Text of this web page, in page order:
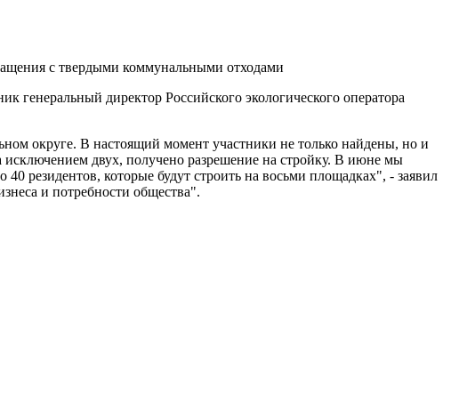
с твердыми коммунальными отходами
генеральный директор Российского экологического оператора
округе. В настоящий момент участники не только найдены, но и
исключением двух, получено разрешение на стройку. В июне мы
резидентов, которые будут строить на восьми площадках", - заявил
и потребности общества".